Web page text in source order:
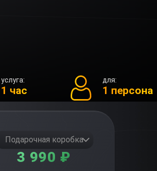
услуга:
1 час
для:
1 персона
Подарочная коробка
3 990 ₽